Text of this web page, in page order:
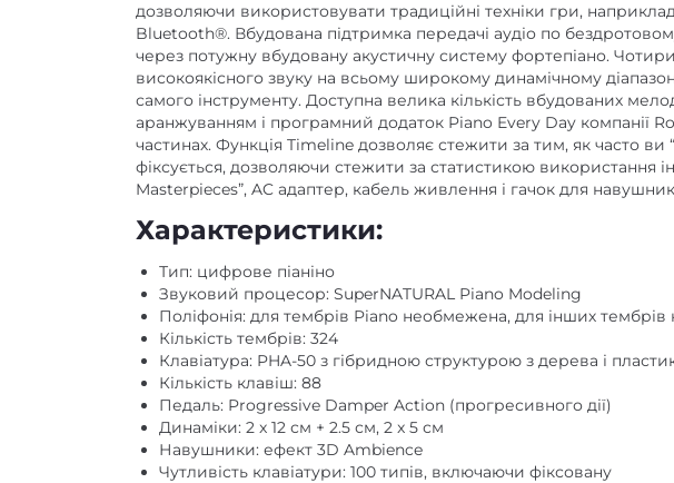
дозволяючи використовувати традиційні техніки гри,
Bluetooth®. Вбудована підтримка передачі аудіо по
через потужну вбудовану акустичну систему фортепіано.
високоякісного звуку на всьому широкому динамічному
самого інструменту. Доступна велика кількість вбудованих
аранжуванням і програмний додаток Piano Every Day компанії
частинах. Функція Timeline дозволяє стежити за тим, як часто ви
фіксується, дозволяючи стежити за статистикою використання
Masterpieces”, AC адаптер, кабель живлення і гачок для
Характеристики:
Тип: цифрове піаніно
Звуковий процесор: SuperNATURAL Piano Modeling
Поліфонія: для тембрів Piano необмежена, для інших тембрів
Кількість тембрів: 324
Клавіатура: PHA-50 з гібридною структурою з дерева і
Кількість клавіш: 88
Педаль: Progressive Damper Action (прогресивного дії)
Динаміки: 2 x 12 см + 2.5 см, 2 x 5 см
Навушники: ефект 3D Ambience
Чутливість клавіатури: 100 типів, включаючи фіксовану